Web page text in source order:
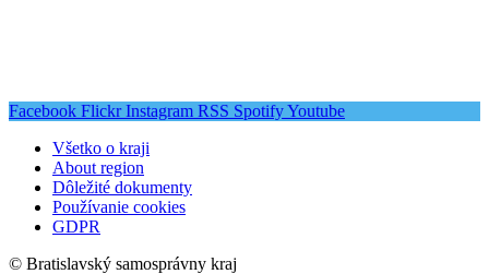
Facebook Flickr Instagram RSS SpotifyYoutube
Všetko o kraji
About region
Dôležité dokumenty
Používanie cookies
GDPR
© Bratislavský samosprávny kraj